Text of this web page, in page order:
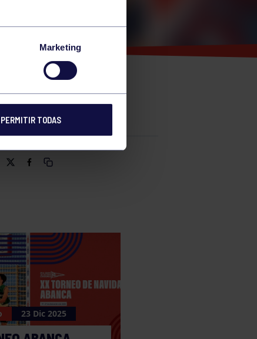
Marketing
PERMITIR TODAS
23 Dic 2025